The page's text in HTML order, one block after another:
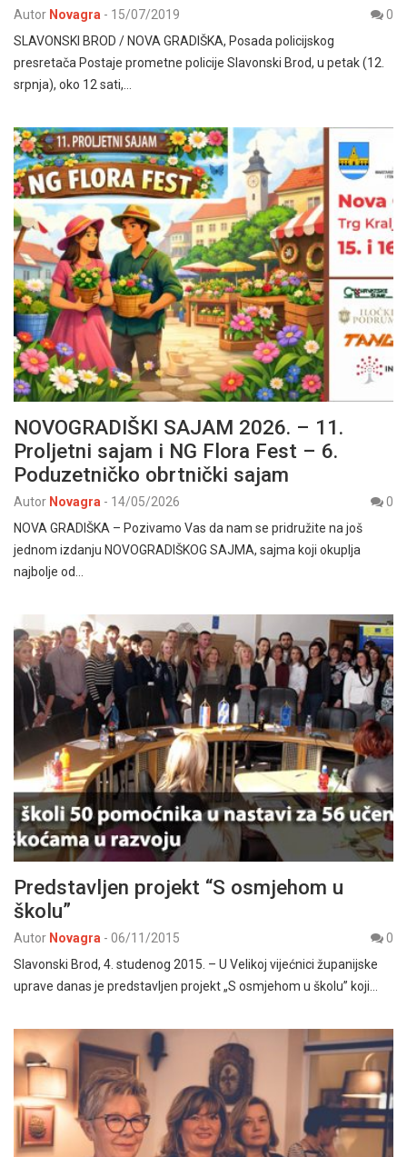
Autor Novagra - 15/07/2019
0
SLAVONSKI BROD / NOVA GRADIŠKA, Posada policijskog
presretača Postaje prometne policije Slavonski Brod, u petak (12.
srpnja), oko 12 sati,…
NOVOGRADIŠKI SAJAM 2026. – 11.
Proljetni sajam i NG Flora Fest – 6.
Poduzetničko obrtnički sajam
Autor Novagra - 14/05/2026
0
NOVA GRADIŠKA – Pozivamo Vas da nam se pridružite na još
jednom izdanju NOVOGRADIŠKOG SAJMA, sajma koji okuplja
najbolje od…
Predstavljen projekt “S osmjehom u
školu”
Autor Novagra - 06/11/2015
0
Slavonski Brod, 4. studenog 2015. – U Velikoj vijećnici županijske
uprave danas je predstavljen projekt „S osmjehom u školu” koji…